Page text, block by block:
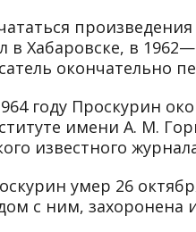
в Хабаровске, в
окончательно
году Проскурин
имени А. М.
известного
умер 26
с ним, захоронена